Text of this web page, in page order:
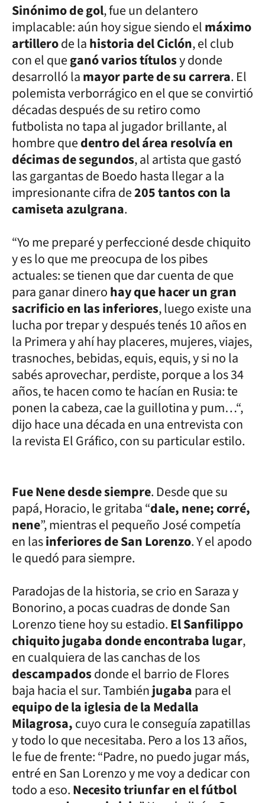
Sinónimo de gol, fue un delantero
implacable: aún hoy sigue siendo elmáximo
artillerode lahistoria del Ciclón, el club
con el queganó varios títulosy donde
desarrolló lamayor parte de su carrera. El
polemista verborrágico en el que se convirtió
décadas después de su retiro como
futbolista no tapa al jugador brillante, al
hombre quedentro del área resolvía en
décimas de segundos, al artista que gastó
las gargantas de Boedo hasta llegar a la
impresionante cifra de205 tantos con la
camiseta azulgrana.
“Yo me preparé y perfeccioné desde chiquito
y es lo que me preocupa de los pibes
actuales: se tienen que dar cuenta de que
para ganar dinerohay que hacer un gran
sacrificio en las inferiores, luego existe una
lucha por trepar y después tenés 10 años en
la Primera y ahí hay placeres, mujeres, viajes,
trasnoches, bebidas, equis, equis, y si no la
sabés aprovechar, perdiste, porque a los 34
años, te hacen como te hacían en Rusia: te
ponen la cabeza, cae la guillotina y pum…“,
dijo hace una década en una entrevista con
la revista El Gráfico, con su particular estilo.
Fue Nene desde siempre. Desde que su
papá, Horacio, le gritaba “dale, nene; corré,
nene”, mientras el pequeño José competía
en lasinferiores de San Lorenzo. Y el apodo
le quedó para siempre.
Paradojas de la historia, se crio en Saraza y
Bonorino, a pocas cuadras de donde San
Lorenzo tiene hoy su estadio.El Sanfilippo
chiquito jugaba donde encontraba lugar,
en cualquiera de las canchas de los
descampadosdonde el barrio de Flores
baja hacia el sur. Tambiénjugabapara el
equipo de la iglesia de la Medalla
Milagrosa,cuyo cura le conseguía zapatillas
y todo lo que necesitaba. Pero a los 13 años,
le fue de frente: “Padre, no puedo jugar más,
entré en San Lorenzo y me voy a dedicar con
todo a eso.Necesito triunfar en el fútbol